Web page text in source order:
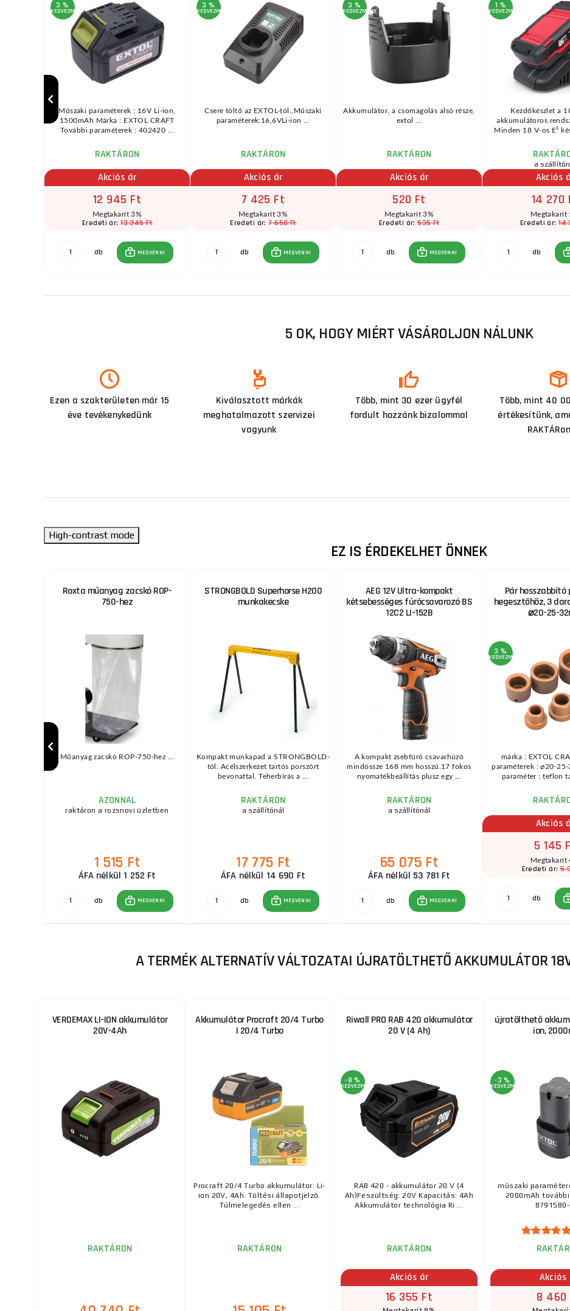
3 %
KEDVEZMÉNY
Műszaki paraméterek : 16V Li-ion,
1500mAh Márka : EXTOL CRAFT
További paraméterek : 402420 ...
RAKTÁRON
Akciós ár
12 945 Ft
Megtakarít 3%
Eredeti ár:13 345 Ft
db MEGVENNI
3 %
KEDVEZMÉNY
Csere töltő az EXTOL-tól..Műszaki
paraméterek:16,6VLi-ion ...
RAKTÁRON
Akciós ár
7 425 Ft
Megtakarít 3%
Eredeti ár:7 650 Ft
db MEGVENNI
3 %
KEDVEZMÉNY
Akkumulátor, a csomagolás alsó része,
extol ...
RAKTÁRON
Akciós ár
520 Ft
Megtakarít 3%
Eredeti ár:535 Ft
db MEGVENNI
1 %
KEDVEZMÉNY
Kezdőkészlet a
akkumulátoros
Minden 18 V-os E³
a
Akciós
14 270
Megtakarít
Eredeti ár:14
db
5 OK, HOGY MIÉRT VÁSÁROLJON NÁLUNK
Ezen a szakterületen már 15
éve tevékenykedünk
Kiválasztott márkák
meghatalmazott szervizei
vagyunk
Több, mint 30 ezer ügyfél
fordult hozzánk bizalommal
Több, mint 40
értékesítünk,
High-contrast mode
EZ IS ÉRDEKELHET ÖNNEK
Roxta műanyag zacskó ROP-
750-hez
Műanyag zacskó ROP-750-hez ...
AZONNAL
raktáron a rozsnovi üzletben
1 515 Ft
ÁFA nélkül 1 252 Ft
db MEGVENNI
STRONGBOLD Superhorse H200
munkakecske
Kompakt munkapad a STRONGBOLD-
tól. Acélszerkezet tartós porszórt
bevonattal. Teherbírás a ...
RAKTÁRON
a szállítónál
17 775 Ft
ÁFA nélkül 14 690 Ft
db MEGVENNI
AEG 12V Ultra-kompakt
kétsebességes fúrócsavarozó BS
12C2 LI-152B
A kompakt zsebfúró csavarhúzó
mindössze 168 mm hosszú.17 fokos
nyomatékbeállítás plusz egy ...
RAKTÁRON
a szállítónál
65 075 Ft
ÁFA nélkül 53 781 Ft
db MEGVENNI
Pár
hegesztőhöz, 3
⌀20-25-
3 %
KEDVEZMÉNY
márka : EXTOL
paraméterek : ⌀20-
paraméter : teflon
Akciós
5 145
Megtakarít
Eredeti ár:5
db
A TERMÉK ALTERNATÍV VÁLTOZATAI ÚJRATÖLTHETŐ AKKUMULÁTOR
VERDEMAX LI-ION akkumulátor
20V-4Ah
RAKTÁRON
Akkumulátor Procraft 20/4 Turbo
| 20/4 Turbo
Procraft 20/4 Turbo akkumulátor: Li-
ion 20V, 4Ah. Töltési állapotjelző.
Túlmelegedés ellen ...
RAKTÁRON
Riwall PRO RAB 420 akkumulátor
20 V (4 Ah)
-8 %
KEDVEZMÉNY
RAB 420 - akkumulátor 20 V (4
Ah)Feszültség: 20V Kapacitás: 4Ah
Akkumulátor technológia Ri ...
RAKTÁRON
Akciós ár
16 355 Ft
újratölthető
ion,
-3 %
KEDVEZMÉNY
műszaki
2000mAh
Akciós
8 460